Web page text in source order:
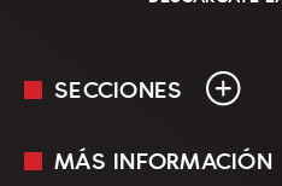
SECCIONES
En Vivo
MÁS INFORMACIÓN